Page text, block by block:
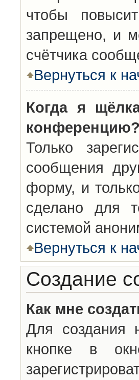
чтобы
запрещено, и
счётчика
Вернуться к
Когда я
конференцию?
Только
сообщения
форму, и
сделано для
системой
Вернуться к
Создание
Как мне
Для создания
кнопке в